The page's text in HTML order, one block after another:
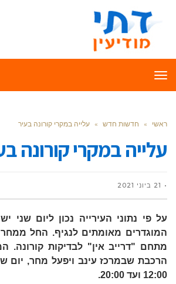
תפריט
ראשי » חדשות חדש » עלייה במקרי קורונה בעיר
עלייה במקרי קורונה
21 ביוני 2021
המוגדרים מאומתים לנגיף. החל ממחר
מתחם "דרייב אין" לבדיקות קורונה.
12:00 ועד 20:00.